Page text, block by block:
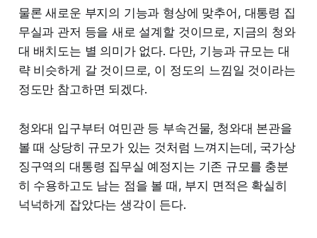
물론 새로운 부지의 기능과 형상에 맞추어, 대통령 집
무실과 관저 등을 새로 설계할 것이므로, 지금의 청와
대 배치도는 별 의미가 없다. 다만, 기능과 규모는 대
략 비슷하게 갈 것이므로, 이 정도의 느낌일 것이라는
정도만 참고하면 되겠다.
청와대 입구부터 여민관 등 부속건물, 청와대 본관을
볼 때 상당히 규모가 있는 것처럼 느껴지는데, 국가상
징구역의 대통령 집무실 예정지는 기존 규모를 충분
히 수용하고도 남는 점을 볼 때, 부지 면적은 확실히
넉넉하게 잡았다는 생각이 든다.